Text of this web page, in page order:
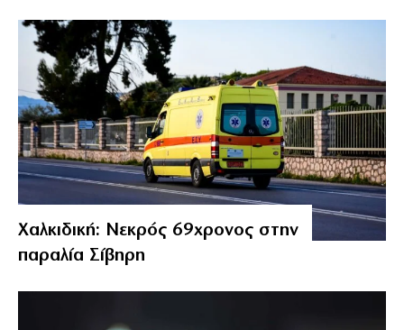
Χαλκιδική: Νεκρός 69χρονος στην
παραλία Σίβηρη